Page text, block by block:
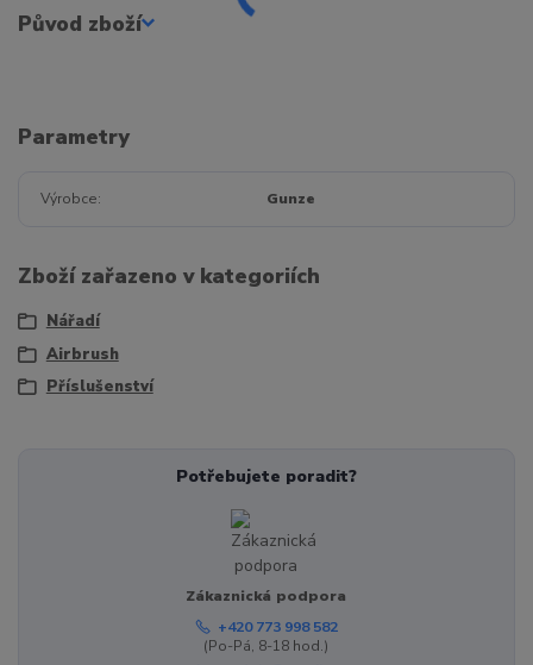
Původ zboží
Parametry
Výrobce Gunze
Zboží zařazeno v kategoriích
Nářadí
Airbrush
Příslušenství
Potřebujete poradit?
Zákaznická podpora
+420 773 998 582
(Po-Pá, 8-18 hod.)